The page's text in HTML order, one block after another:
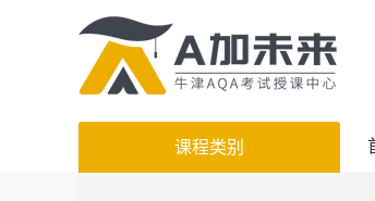
课程类别